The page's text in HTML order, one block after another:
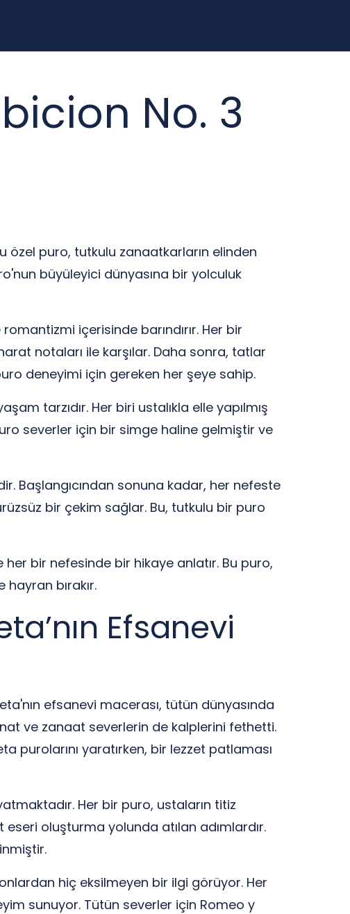
No. 3
özel puro, tutkulu zanaatkarların elinden
büyüleyici dünyasına bir yolculuk
içerisinde barındırır. Her bir
notaları ile karşılar. Daha sonra, tatlar
deneyimi için gereken her şeye sahip.
tarzıdır. Her biri ustalıkla elle yapılmış
severler için bir simge haline gelmiştir ve
Başlangıcından sonuna kadar, her nefeste
bir çekim sağlar. Bu, tutkulu bir puro
bir nefesinde bir hikaye anlatır. Bu puro,
bırakır.
Efsanevi
efsanevi macerası, tütün dünyasında
ve zanaat severlerin de kalplerini fethetti.
purolarını yaratırken, bir lezzet patlaması
Her bir puro, ustaların titiz
oluşturma yolunda atılan adımlardır.
hiç eksilmeyen bir ilgi görüyor. Her
sunuyor. Tütün severler için Romeo y